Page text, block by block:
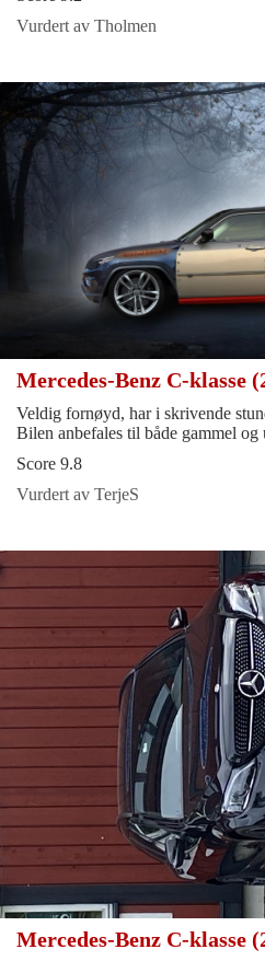
Vurdert av Tholmen
Mercedes-Benz C-klasse
Veldig fornøyd, har i skrivende
Bilen anbefales til både gammel
Score 9.8
Vurdert av TerjeS
Mercedes-Benz C-klasse